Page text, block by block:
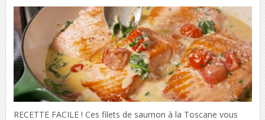
RECETTE FACILE ! Ces filets de saumon à la Toscane vous